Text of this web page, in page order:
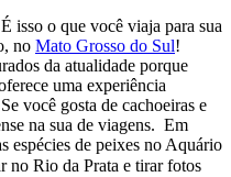
isso o que você viaja para sua
no Mato Grosso do Sul!
da atualidade porque
uma experiência
você gosta de cachoeiras e
na sua de viagens. Em
espécies de peixes no Aquário
no Rio da Prata e tirar fotos